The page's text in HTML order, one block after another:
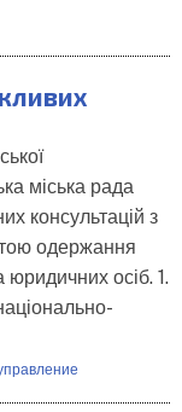
міська рада
консультацій з
одержання
юридичних осіб. 1.